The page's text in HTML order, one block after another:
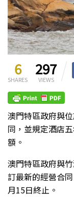
6
SHARES
297
VIEWS
澳門特區政府與
同，並規定酒店
額。
澳門特區政府與
訂最新的經營合
月15日終止。